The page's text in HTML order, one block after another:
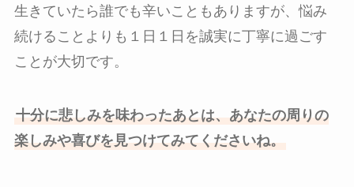
生きていたら誰でも辛いこともありますが、悩み
続けることよりも１日１日を誠実に丁寧に過ごす
ことが大切です。
十分に悲しみを味わったあとは、あなたの周りの
楽しみや喜びを見つけてみてくださいね。